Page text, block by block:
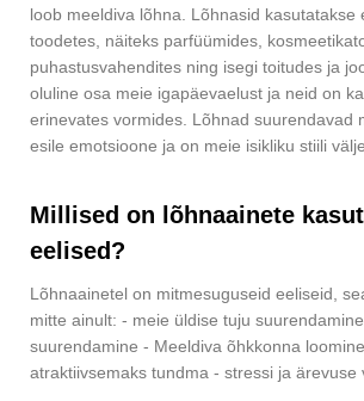
loob meeldiva lõhna. Lõhnasid kasutatakse
toodetes, näiteks parfüümides,
puhastusvahendites ning isegi toitudes ja
oluline osa meie igapäevaelust ja neid on
erinevates vormides. Lõhnad suurendavad
esile emotsioone ja on meie isikliku stiili
Millised on lõhnaainete
eelised?
Lõhnaainetel on mitmesuguseid eeliseid,
mitte ainult: - meie üldise tuju
suurendamine - Meeldiva õhkkonna
atraktiivsemaks tundma - stressi ja ärevuse